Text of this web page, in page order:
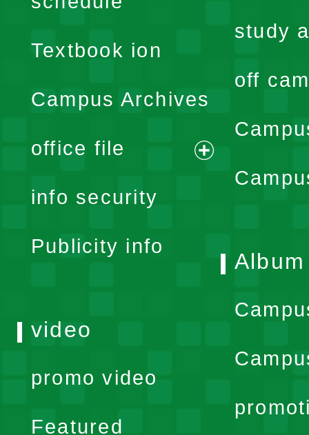
menu
Textbook ion
Campus Archives
office file
expand
info security
Publicity info
study
off
Album
video
promo video
Featured